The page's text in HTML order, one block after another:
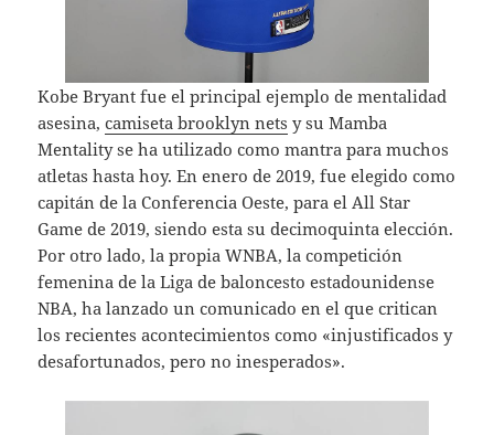
Kobe Bryant fue el principal ejemplo de mentalidad
asesina,camiseta brooklyn nets y su Mamba
Mentality se ha utilizado como mantra para muchos
atletas hasta hoy. En enero de 2019, fue elegido como
capitán de la Conferencia Oeste, para el All Star
Game de 2019, siendo esta su decimoquinta elección.
Por otro lado, la propia WNBA, la competición
femenina de la Liga de baloncesto estadounidense
NBA, ha lanzado un comunicado en el que critican
los recientes acontecimientos como «injustificados y
desafortunados, pero no inesperados».